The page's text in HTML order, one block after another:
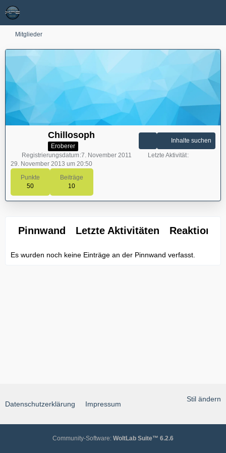
Mitglieder
Chillosoph
Eroberer
Punkte
50
Beiträge
10
Inhalte suchen
Registrierungsdatum 7. November 2011
Letzte Aktivität
29. November 2013 um 20:50
Pinnwand Letzte Aktivitäten Reaktionen
Es wurden noch keine Einträge an der Pinnwand verfasst.
Stil ändern
Datenschutzerklärung Impressum
Community-Software: WoltLab Suite™ 6.2.6